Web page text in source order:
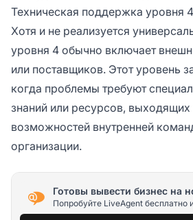
Техническая поддержка уровня 4
Хотя и не реализуется
уровня 4 обычно включает
или поставщиков. Этот уровень
когда проблемы требуют
знаний или ресурсов,
возможностей внутренней
организации.
Готовы вывести бизнес на
Попробуйте LiveAgent бесплатно